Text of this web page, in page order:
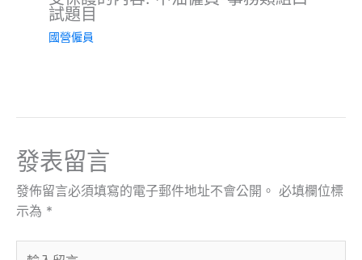
試題目
國營僱員
發表留言
發佈留言必須填寫的電子郵件地址不會公開。 必填欄位標
示為 *